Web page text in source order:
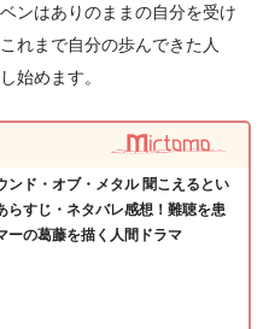
ンはありのままの自分を受け
れまで自分の歩んできた人
始めます。
ンド・オブ・メタル 聞こえるとい
らすじ・ネタバレ感想！難聴を患
ーの葛藤を描く人間ドラマ